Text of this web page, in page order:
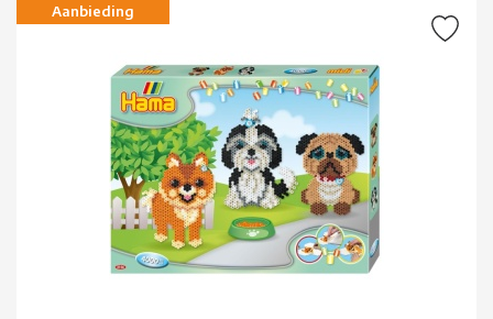
Aanbieding